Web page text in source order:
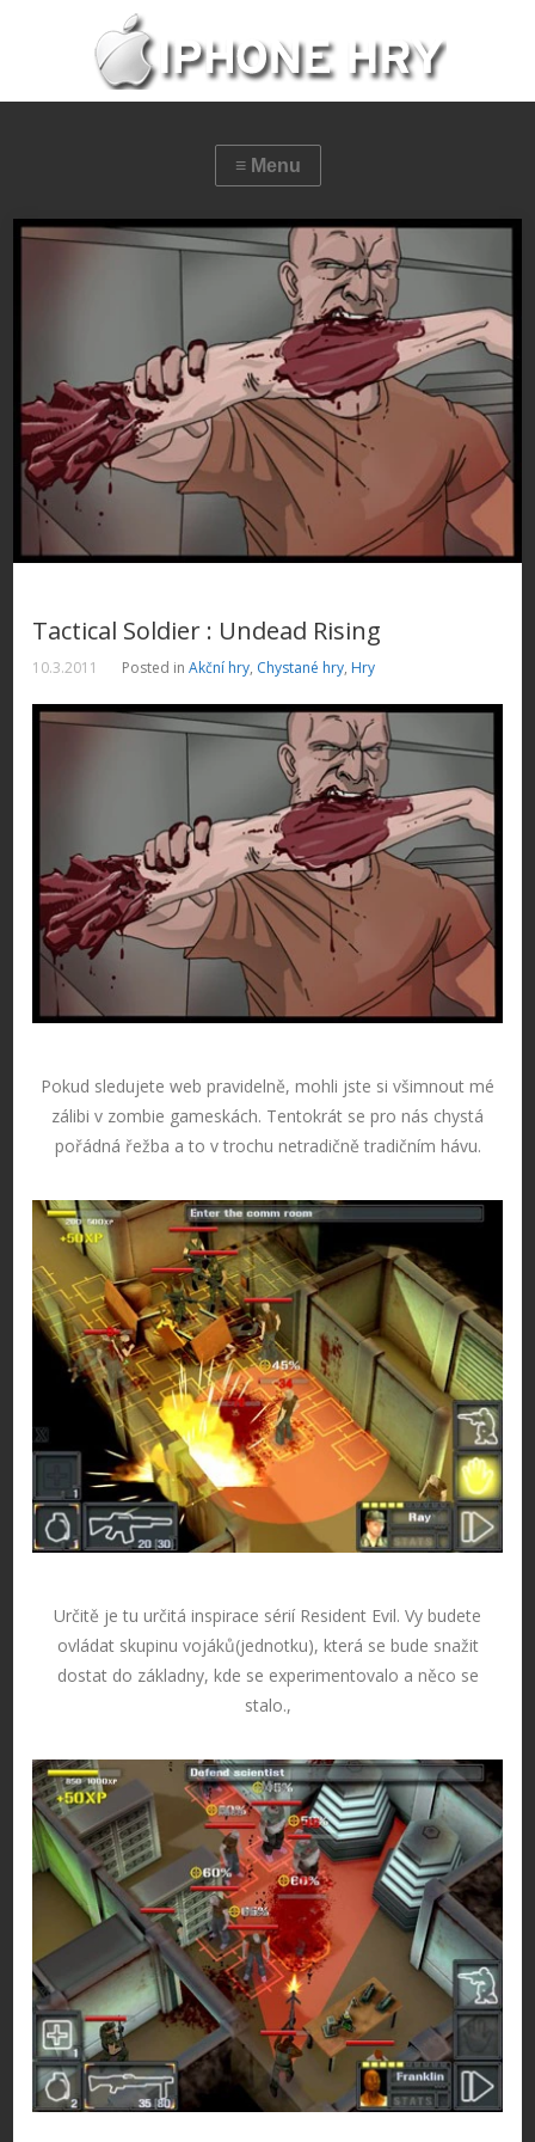
Tactical Soldier : Undead Rising
10.3.2011 Posted inAkční hry, Chystané hry, Hry
Pokud sledujete web pravidelně, mohli jste si všimnout mé
zálibi v zombie gameskách. Tentokrát se pro nás chystá
pořádná řežba a to v trochu netradičně tradičním hávu.
Určitě je tu určitá inspirace sérií Resident Evil. Vy budete
ovládat skupinu vojáků(jednotku), která se bude snažit
dostat do základny, kde se experimentovalo a něco se
stalo.,